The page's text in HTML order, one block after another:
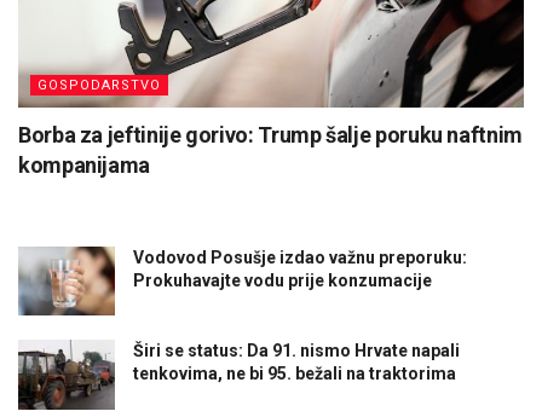
GOSPODARSTVO
Borba za jeftinije gorivo: Trump šalje poruku naftnim
kompanijama
Vodovod Posušje izdao važnu preporuku:
Prokuhavajte vodu prije konzumacije
Širi se status: Da 91. nismo Hrvate napali
tenkovima, ne bi 95. bežali na traktorima